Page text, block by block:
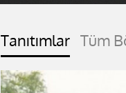
Tanıtımlar Tüm